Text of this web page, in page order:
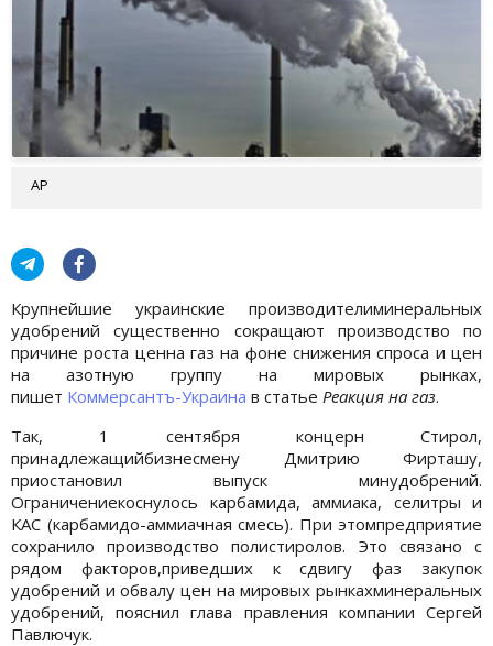
AP
Крупнейшие украинские производителиминеральных
удобрений существенно сокращают производство по
причине роста ценна газ на фоне снижения спроса и цен
на азотную группу на мировых рынках,
пишет Коммерсантъ-Украина в статье Реакция на газ.
Так, 1 сентября концерн Стирол,
принадлежащийбизнесмену Дмитрию Фирташу,
приостановил выпуск минудобрений.
Ограничениекоснулось карбамида, аммиака, селитры и
КАС (карбамидо-аммиачная смесь). При этомпредприятие
сохранило производство полистиролов. Это связано с
рядом факторов,приведших к сдвигу фаз закупок
удобрений и обвалу цен на мировых рынкахминеральных
удобрений, пояснил глава правления компании Сергей
Павлючук.